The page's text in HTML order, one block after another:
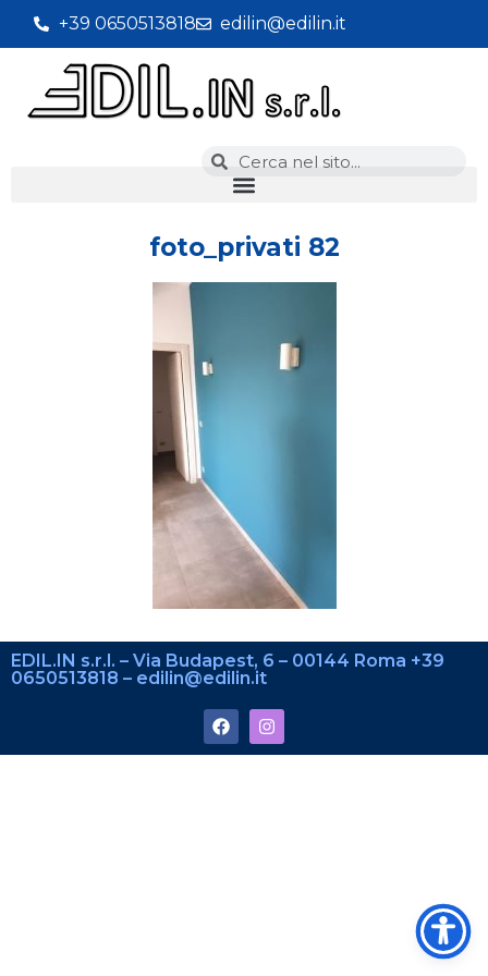
+39 0650513818 edilin@edilin.it
foto_privati 82
EDIL.IN s.r.l. – Via Budapest, 6 – 00144 Roma +39
0650513818 – edilin@edilin.it